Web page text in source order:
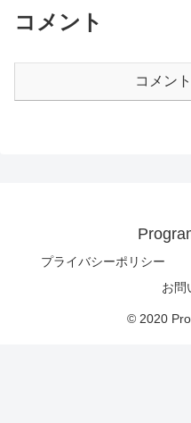
コメント
コメン
プライバシーポリシー
お問
© 2020